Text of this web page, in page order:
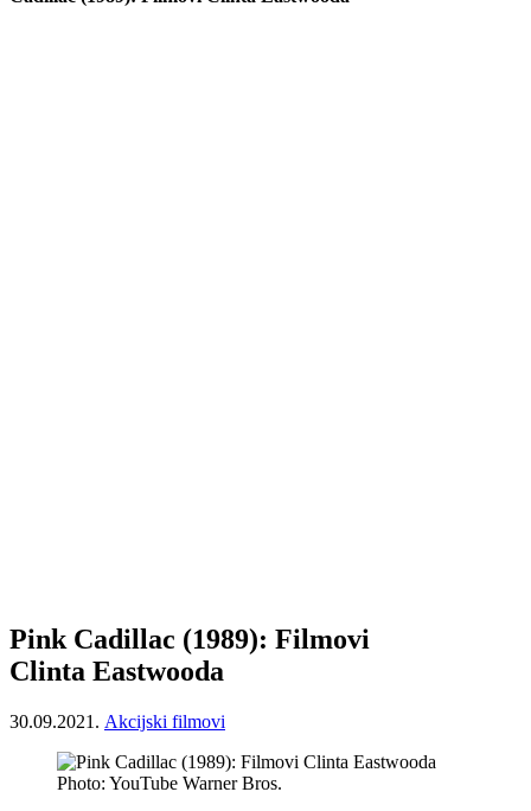
Pink Cadillac (1989): Filmovi
Clinta Eastwooda
30.09.2021. Akcijski filmovi
Photo: YouTube Warner Bros.